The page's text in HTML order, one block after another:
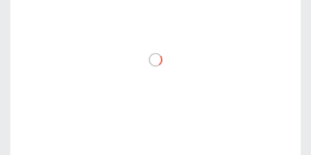
DO KOSZYKA